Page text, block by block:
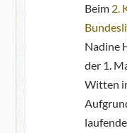
Beim 2.
Nadine
der 1.
Witten